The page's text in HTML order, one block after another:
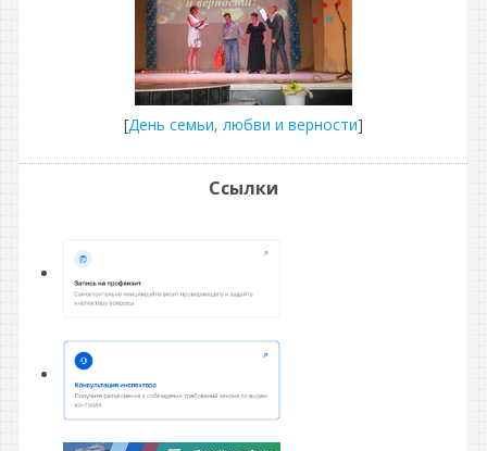
[День семьи, любви и верности]
Ссылки